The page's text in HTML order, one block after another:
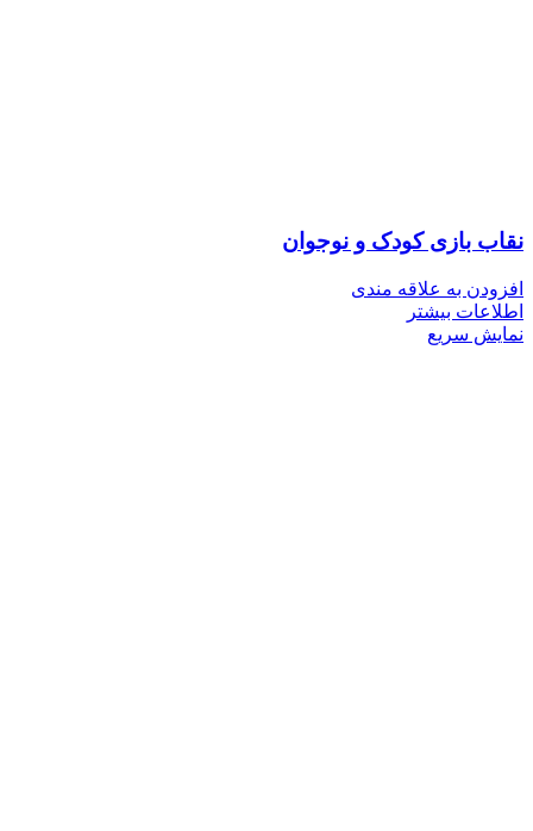
نقاب بازی کودک و نوجوان
افزودن به علاقه مندی
اطلاعات بیشتر
نمایش سریع